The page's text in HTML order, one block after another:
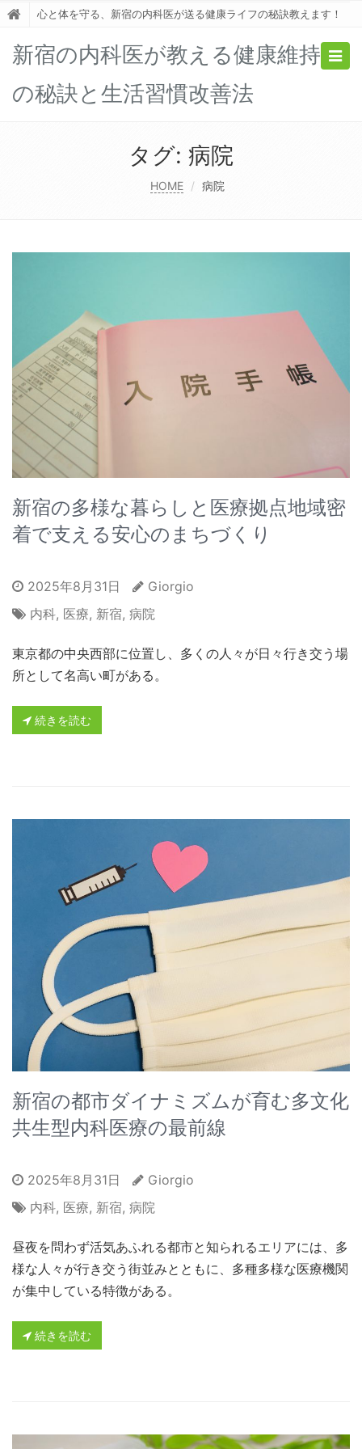
心と体を守る、新宿の内科医が送る健康ライフの秘訣教えます！
新宿の内科医が教える健康維持
の秘訣と生活習慣改善法
タグ: 病院
HOME 病院
新宿の多様な暮らしと医療拠点地域密
着で支える安心のまちづくり
2025年8月31日
Giorgio
内科, 医療, 新宿, 病院
東京都の中央西部に位置し、多くの人々が日々行き交う場
所として名高い町がある。
続きを読む
新宿の都市ダイナミズムが育む多文化
共生型内科医療の最前線
2025年8月31日
Giorgio
内科, 医療, 新宿, 病院
昼夜を問わず活気あふれる都市と知られるエリアには、多
様な人々が行き交う街並みとともに、多種多様な医療機関
が集中している特徴がある。
続きを読む